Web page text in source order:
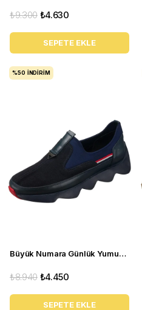
₺4.630
₺9.300
SEPETE EKLE
Büyük Numara Günlük Yumuşak Streç erkek Ayakkabı - ST1963 Lacivert
₺4.450
₺8.940
SEPETE EKLE
%50 İNDIRIM